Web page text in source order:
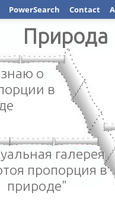
PowerSearch Contact
Природа
о
в
галерея
пропорция в
природе"